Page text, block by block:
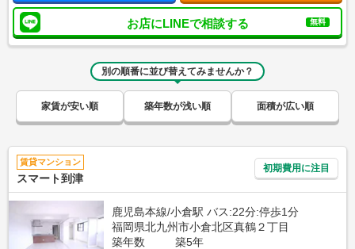
お店にLINEで相談する 無料
別の順番に並び替えてみませんか？
家賃が安い順 築年数が浅い順 面積が広い順
賃貸マンション
スマート到津
初期費用に注目
鹿児島本線/小倉駅 バス:22分:停歩1分
福岡県北九州市小倉北区真鶴２丁目
築年数
築5年